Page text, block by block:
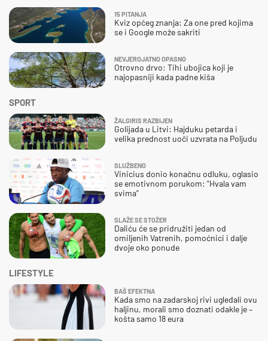
SPORT
ŽALGIRIS RAZBIJEN
Golijada u Litvi: Hajduku petarda i
velika prednost uoči uzvrata na Poljudu
SLUŽBENO
Vinicius donio konačnu odluku, oglasio
se emotivnom porukom: "Hvala vam
svima"
SLAŽE SE STOŽER
Daliću će se pridružiti jedan od
omiljenih Vatrenih, pomoćnici i dalje
dvoje oko ponude
15 PITANJA
Kviz općeg znanja: Za one pred kojima
se i Google može sakriti
NEVJEROJATNO OPASNO
Otrovno drvo: Tihi ubojica koji je
najopasniji kada padne kiša
LIFESTYLE
BAŠ EFEKTNA
Kada smo na zadarskoj rivi ugledali ovu
haljinu, morali smo doznati odakle je –
košta samo 18 eura